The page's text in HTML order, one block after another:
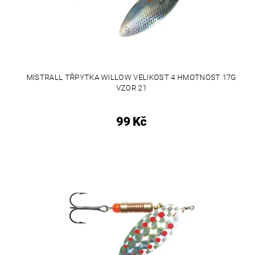
MISTRALL TŘPYTKA WILLOW VELIKOST 4 HMOTNOST 17G
VZOR 21
99 Kč